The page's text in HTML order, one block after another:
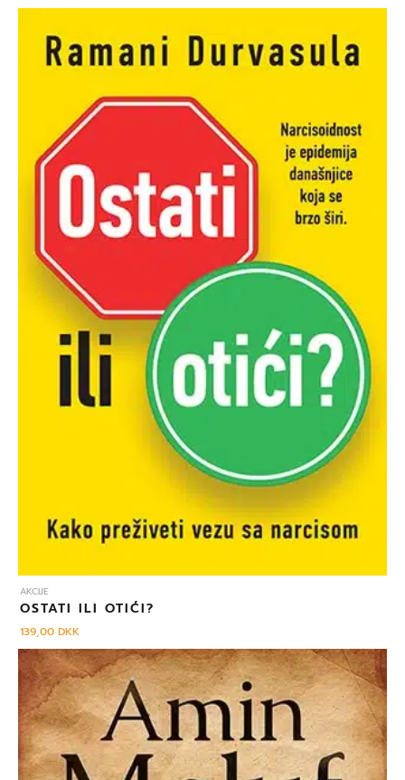
AKCIJE
OSTATI ILI OTIĆI?
139,00DKK